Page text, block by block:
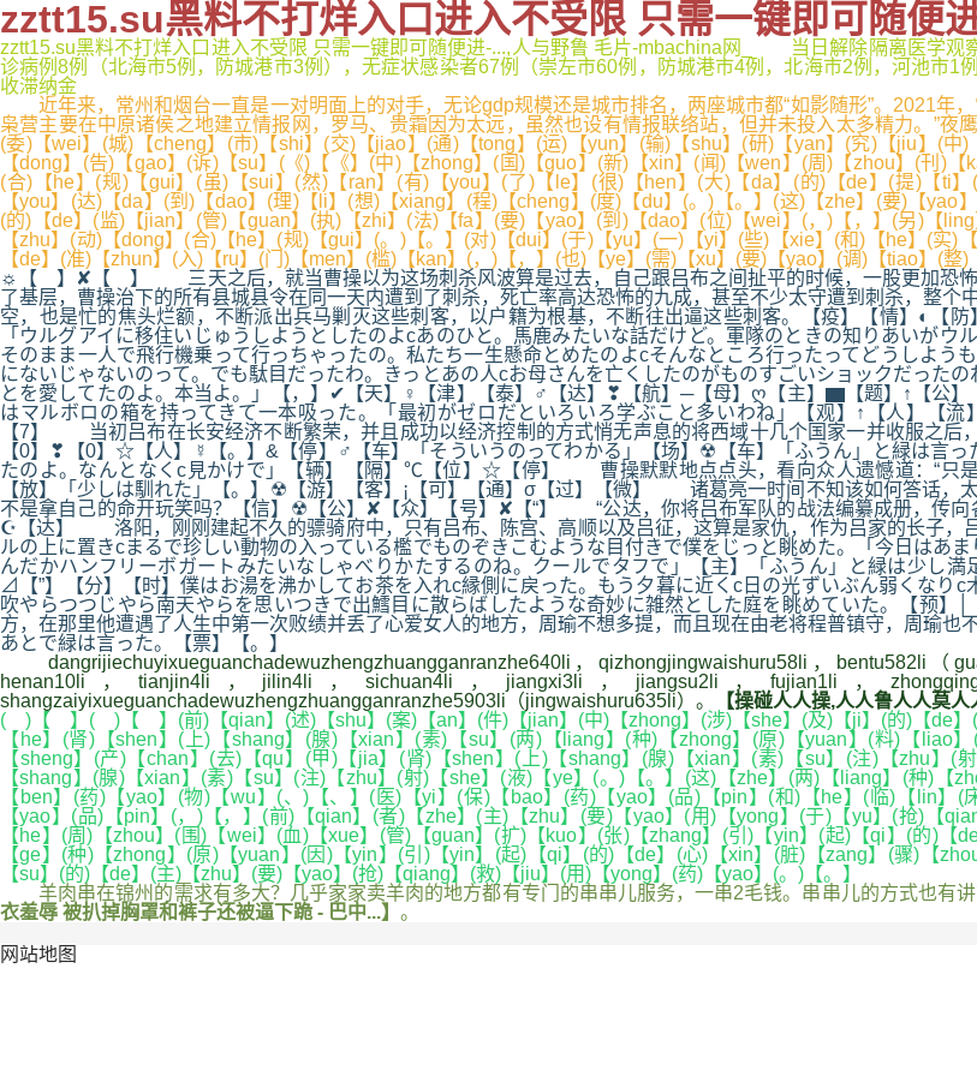
zztt15.su黑料不打烊入口进入不受限 只需一键即可随便
zztt15.su黑料不打烊入口进入不受限 只需一键即可随便进-...,人与野鲁 毛片-mbachina网_ 当日解除隔离医学观
诊病例8例（北海市5例，防城港市3例），无症状感染者67例（崇左市60例，防城港市4例，北海市2例，河池市
收滞纳金
近年来，常州和烟台一直是一对明面上的对手，无论gdp规模还是城市排名，两座城市都“如影随形”。2021
枭营主要在中原诸侯之地建立情报网，罗马、贵霜因为太远，虽然也设有情报联络站，但并未投入太多精力。
(委)【wei】(城)【cheng】(市)【shi】(交)【jiao】(通)【tong】(运)【yun】(输)【shu】(研)【yan】(究)【jiu】(
【dong】(告)【gao】(诉)【su】(《)【《】(中)【zhong】(国)【guo】(新)【xin】(闻)【wen】(周)【zhou】(刊)
(合)【he】(规)【gui】(虽)【sui】(然)【ran】(有)【you】(了)【le】(很)【hen】(大)【da】(的)【de】(提)【ti
【you】(达)【da】(到)【dao】(理)【li】(想)【xiang】(程)【cheng】(度)【du】(。)【。】(这)【zhe】(要)【yao
(的)【de】(监)【jian】(管)【guan】(执)【zhi】(法)【fa】(要)【yao】(到)【dao】(位)【wei】(，)【，】(另)【
【zhu】(动)【dong】(合)【he】(规)【gui】(。)【。】(对)【dui】(于)【yu】(一)【yi】(些)【xie】(和)【he】(实
【de】(准)【zhun】(入)【ru】(门)【men】(槛)【kan】(，)【，】(也)【ye】(需)【xu】(要)【yao】(调)【tiao】(整)
☼【 】✘【 】 三天之后，就当曹操以为这场刺杀风波算是过去，自己跟吕布之间扯平的时候，一股更加恐怖
了基层，曹操治下的所有县城县令在同一天内遭到了刺杀，死亡率高达恐怖的九成，甚至不少太守遭到刺杀，整
空，也是忙的焦头烂额，不断派出兵马剿灭这些刺客，以户籍为根基，不断往出逼这些刺客。【疫】【情】◐【
「ウルグアイに移住いじゅうしようとしたのよcあのひと。馬鹿みたいな話だけど。軍隊のときの知りあいが
そのまま一人で飛行機乗って行っちゃったの。私たち一生懸命とめたのよcそんなところ行ったってどうしよう
にないじゃないのって。でも駄目だったわ。きっとあの人cお母さんを亡くしたのがものすごいショックだった
とを愛してたのよ。本当よ。」【，】✔【天】♀【津】【泰】♂【达】❣【航】─【母】ღ【主】▆【题】↑【
はマルボロの箱を持ってきて一本吸った。「最初がゼロだといろいろ学ぶこと多いわね」【观】↑【人】
【7】 当初吕布在长安经济不断繁荣，并且成功以经济控制的方式悄无声息的将西域十几个国家一并收服之后
【0】❣【0】☆【人】☿【。】&【停】♂【车】「そういうのってわかる」【场】☢【车】「ふうん」と緑は言
たのよ。なんとなくc見かけで」【辆】【隔】℃【位】☆【停】 曹操默默地点点头，看向众人遗憾道：“只
【放】「少しは馴れた」【。】☢【游】【客】¡【可】【通】σ【过】【微】 诸葛亮一时间不知该如何答话，
不是拿自己的命开玩笑吗？【信】☢【公】✘【众】【号】✘【“】 “公达，你将吕布军队的战法编纂成册，传向
☪【达】 洛阳，刚刚建起不久的骠骑府中，只有吕布、陈宫、高顺以及吕征，这算是家仇，作为吕家的长子，
ルの上に置きcまるで珍しい動物の入っている檻でものぞきこむような目付きで僕をじっと眺めた。「今日はあ
んだかハンフリーボガートみたいなしゃべりかたするのね。クールでタフで」【主】「ふうん」と緑は少し
⊿【”】【分】【时】僕はお湯を沸かしてお茶を入れc縁側に戻った。もう夕暮に近くc日の光ずいぶん弱くなり
吹やらつつじやら南天やらを思いつきで出鱈目に散らばしたような奇妙に雑然とした庭を眺めていた。【
方，在那里他遭遇了人生中第一次败绩并丢了心爱女人的地方，周瑜不想多提，而且现在由老将程普镇守，周瑜
あとで緑は言った。【票】【。】
dangrijiechuyixueguanchadewuzhengzhuangganranzhe640li，qizhongjingwaishuru58li，bentu582li（
henan10li，tianjin4li，jilin4li，sichuan4li，jiangxi3li，jiangsu2li，fujian1li，
shangzaiyixueguanchadewuzhengzhuangganranzhe5903li（jingwaishuru635li）。
【操碰人人操,人人鲁人人莫
( )【 】( )【 】(前)【qian】(述)【shu】(案)【an】(件)【jian】(中)【zhong】(涉)【she】(及)【ji】(的)【de】(
【he】(肾)【shen】(上)【shang】(腺)【xian】(素)【su】(两)【liang】(种)【zhong】(原)【yuan】(料)【liao
【sheng】(产)【chan】(去)【qu】(甲)【jia】(肾)【shen】(上)【shang】(腺)【xian】(素)【su】(注)【zhu】
【shang】(腺)【xian】(素)【su】(注)【zhu】(射)【she】(液)【ye】(。)【。】(这)【zhe】(两)【liang】(种)
【ben】(药)【yao】(物)【wu】(、)【、】(医)【yi】(保)【bao】(药)【yao】(品)【pin】(和)【he】(临)【lin
【yao】(品)【pin】(，)【，】(前)【qian】(者)【zhe】(主)【zhu】(要)【yao】(用)【yong】(于)【yu】(抢)【
【he】(周)【zhou】(围)【wei】(血)【xue】(管)【guan】(扩)【kuo】(张)【zhang】(引)【yin】(起)【qi】(的)
【ge】(种)【zhong】(原)【yuan】(因)【yin】(引)【yin】(起)【qi】(的)【de】(心)【xin】(脏)【zang】(骤)【
【su】(的)【de】(主)【zhu】(要)【yao】(抢)【qiang】(救)【jiu】(用)【yong】(药)【yao】(。)【。】
羊肉串在锦州的需求有多大？几乎家家卖羊肉的地方都有专门的串串儿服务，一串2毛钱。串串儿的方式也有讲
衣羞辱 被扒掉胸罩和裤子还被逼下跪 - 巴中...】 。
网站地图